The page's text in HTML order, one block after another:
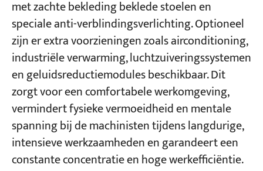
met zachte bekleding beklede stoelen en
speciale anti-verblindingsverlichting. Optioneel
zijn er extra voorzieningen zoals airconditioning,
industriële verwarming, luchtzuiveringssystemen
en geluidsreductiemodules beschikbaar. Dit
zorgt voor een comfortabele werkomgeving,
vermindert fysieke vermoeidheid en mentale
spanning bij de machinisten tijdens langdurige,
intensieve werkzaamheden en garandeert een
constante concentratie en hoge werkefficiëntie.